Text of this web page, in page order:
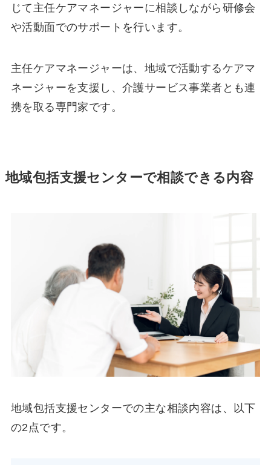
じて主任ケアマネージャーに相談しながら研修会
や活動面でのサポートを行います。
主任ケアマネージャーは、地域で活動するケアマ
ネージャーを支援し、介護サービス事業者とも連
携を取る専門家です。
地域包括支援センターで相談できる内容
地域包括支援センターでの主な相談内容は、以下
の2点です。